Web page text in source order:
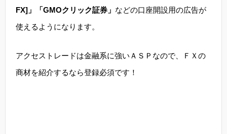
FX]」「GMOクリック証券」 などの口座開設用の広告が
使えるようになります。
アクセストレードは金融系に強いＡＳＰなので、ＦＸの
商材を紹介するなら登録必須です！